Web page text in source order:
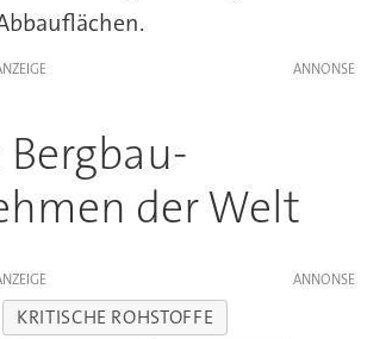
der Welt
KRITISCHE ROHSTOFFE